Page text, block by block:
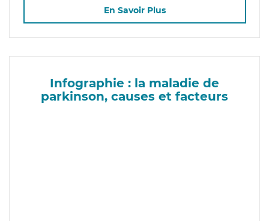
En Savoir Plus
Infographie : la maladie de
parkinson, causes et facteurs